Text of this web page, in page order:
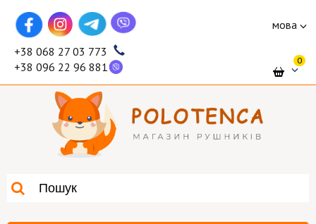
мова
+38 068 27 03 773
+38 096 22 96 881
0